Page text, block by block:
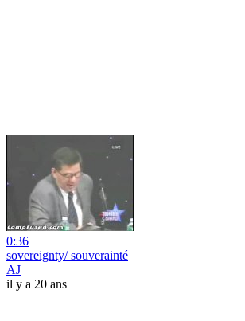
0:36
sovereignty/ souverainté
AJ
il y a 20 ans